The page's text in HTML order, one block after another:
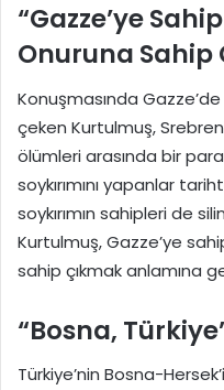
“Gazze’ye
Onuruna Sahip
Konuşmasında
çeken Kurtulmuş,
ölümleri arasında bir
soykırımını yapanlar
soykırımın sahipleri de
Kurtulmuş, Gazze’ye
sahip çıkmak anlamına
“Bosna,
Türkiye’nin Bosna-